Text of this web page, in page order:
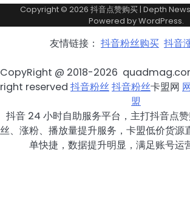
Copyright © 2026 抖音点赞购买 | Depth
Powered byWordPress.
友情链接： 抖音粉丝购买 抖音
CopyRight @ 2018-2026
right reserved 抖音粉丝抖音粉丝卡盟网
盟
抖音 24 小时自助服务平台，主打抖音点
丝、涨粉、播放量提升服务，卡盟低价货源
单快捷，数据提升明显，满足账号运